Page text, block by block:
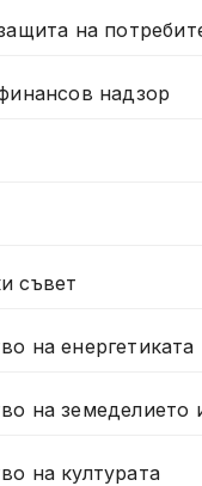
на
надзор
съвет
на енергетиката
на земеделието
на културата